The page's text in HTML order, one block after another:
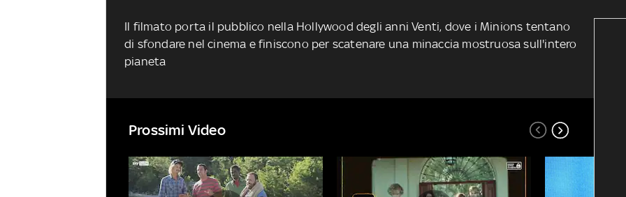
Il filmato porta il pubblico nella Hollywood degli anni Venti, dove i Minions tentano
di sfondare nel cinema e finiscono per scatenare una minaccia mostruosa sull'intero
pianeta
Prossimi Video